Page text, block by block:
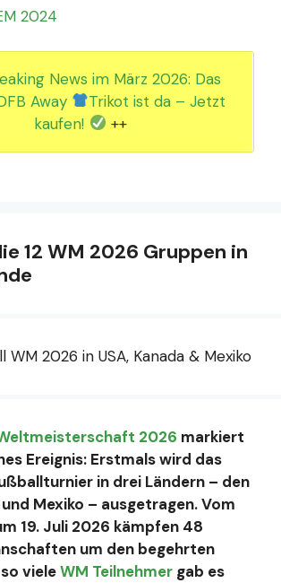
2024
News im März 2026: Das
Away
Trikot ist da – Jetzt
kaufen!
++
12 WM 2026 Gruppen in
2026 markiert
Ereignis: Erstmals wird das
in drei Ländern – den
und Mexiko – ausgetragen. Vom
19. Juli 2026 kämpfen 48
um den begehrten
vieleWM Teilnehmer gab es